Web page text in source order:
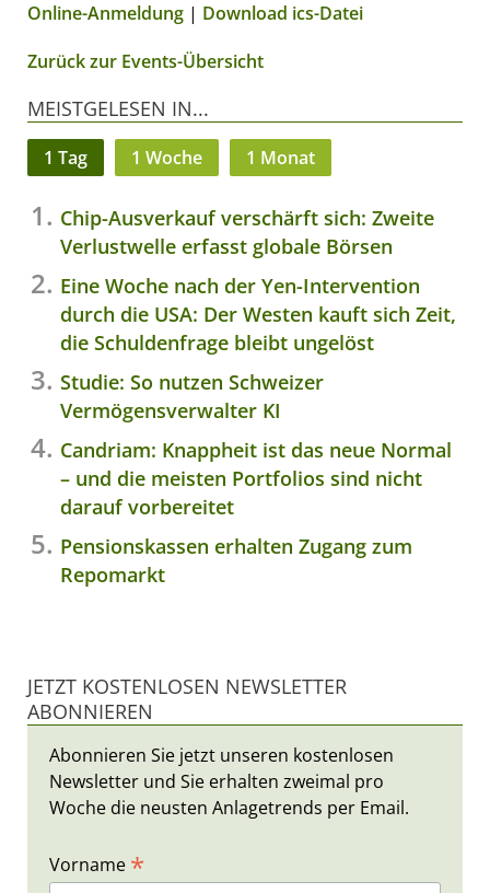
Online-Anmeldung | Download ics-Datei
Zurück zur Events-Übersicht
MEISTGELESEN IN...
1 Tag 1 Woche 1 Monat
Chip-Ausverkauf verschärft sich: Zweite
Verlustwelle erfasst globale Börsen
Eine Woche nach der Yen-Intervention
durch die USA: Der Westen kauft sich Zeit,
die Schuldenfrage bleibt ungelöst
Studie: So nutzen Schweizer
Vermögensverwalter KI
Candriam: Knappheit ist das neue Normal
– und die meisten Portfolios sind nicht
darauf vorbereitet
Pensionskassen erhalten Zugang zum
Repomarkt
JETZT KOSTENLOSEN NEWSLETTER
ABONNIEREN
Abonnieren Sie jetzt unseren kostenlosen
Newsletter und Sie erhalten zweimal pro
Woche die neusten Anlagetrends per Email.
Vorname *